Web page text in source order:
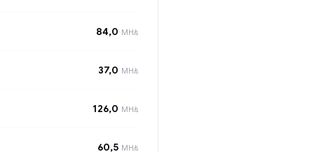
84,0 MH/s
37,0 MH/s
126,0 MH/s
60,5 MH/s